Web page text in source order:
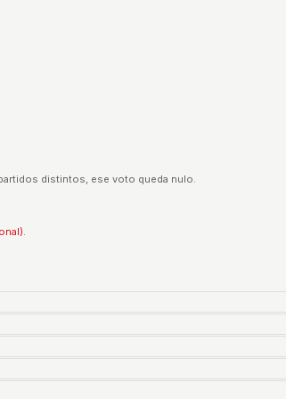
distintos, ese voto queda nulo.